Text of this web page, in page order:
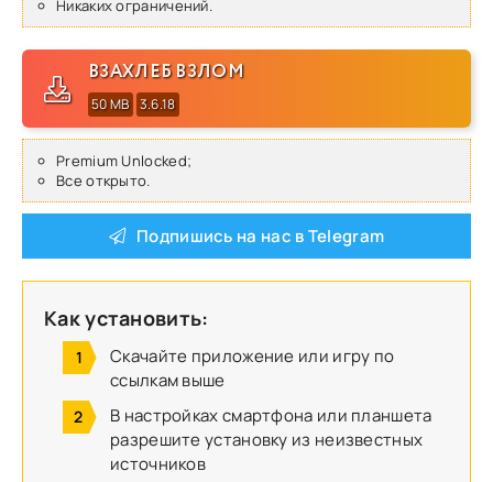
Никаких ограничений.
ВЗАХЛЕБ ВЗЛОМ
50 MB 3.6.18
Premium Unlocked;
Все открыто.
Подпишись на нас в Telegram
Как установить:
Скачайте приложение или игру по
ссылкам выше
В настройках смартфона или планшета
разрешите установку из неизвестных
источников